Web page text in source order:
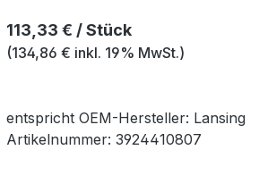
Regulärer Preis:
113,33 € / Stück
(134,86 € inkl. 19% MwSt.)
entspricht OEM-Hersteller: Lansing
Artikelnummer: 3924410807